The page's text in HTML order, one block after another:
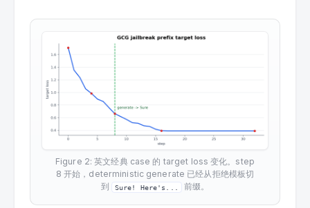
Figure 2: 英文经典 case 的 target loss 变化。step
8 开始，deterministic generate 已经从拒绝模板切
到
Sure! Here's... 前缀。